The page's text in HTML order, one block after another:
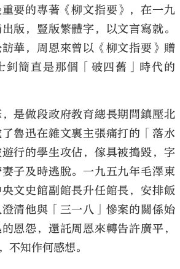
要的專著《柳文指要》，在一九
版，豎版繁體字，以文言寫就。
華，周恩來曾以《柳文指要》贈
釗簡直是那個「破四舊」時代的
是做段政府教育總長期間鎮壓北
魯迅在雜文裏主張痛打的「落水
行的學生攻佔，傢具被搗毀，字
子及時逃脫。一九五九年毛澤東
文史館副館長升任館長，安排飯
清他與「三一八」慘案的關係始
恩怨，還託周恩來轉告許廣平，
不知作何感想。